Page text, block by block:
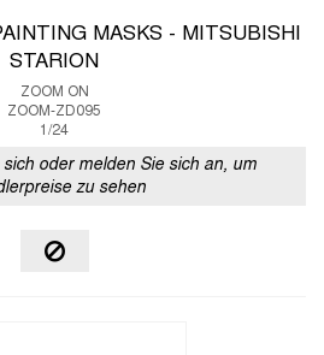
MASKS - MITSUBISHI
STARION
ZOOM ON
ZOOM-ZD095
1/24
oder melden Sie sich an, um
zu sehen